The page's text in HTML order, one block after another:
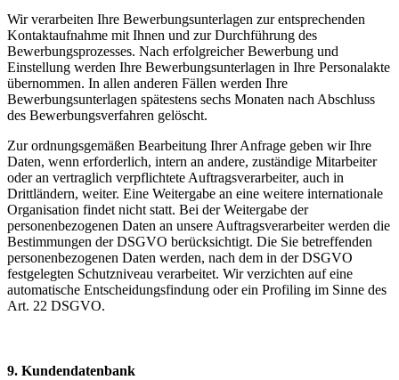
Wir verarbeiten Ihre Bewerbungsunterlagen zur entsprechenden
Kontaktaufnahme mit Ihnen und zur Durchführung des
Bewerbungsprozesses. Nach erfolgreicher Bewerbung und
Einstellung werden Ihre Bewerbungsunterlagen in Ihre Personalakte
übernommen. In allen anderen Fällen werden Ihre
Bewerbungsunterlagen spätestens sechs Monaten nach Abschluss
des Bewerbungsverfahren gelöscht.
Zur ordnungsgemäßen Bearbeitung Ihrer Anfrage geben wir Ihre
Daten, wenn erforderlich, intern an andere, zuständige Mitarbeiter
oder an vertraglich verpflichtete Auftragsverarbeiter, auch in
Drittländern, weiter. Eine Weitergabe an eine weitere internationale
Organisation findet nicht statt. Bei der Weitergabe der
personenbezogenen Daten an unsere Auftragsverarbeiter werden die
Bestimmungen der DSGVO berücksichtigt. Die Sie betreffenden
personenbezogenen Daten werden, nach dem in der DSGVO
festgelegten Schutzniveau verarbeitet. Wir verzichten auf eine
automatische Entscheidungsfindung oder ein Profiling im Sinne des
Art. 22 DSGVO.
9. Kundendatenbank